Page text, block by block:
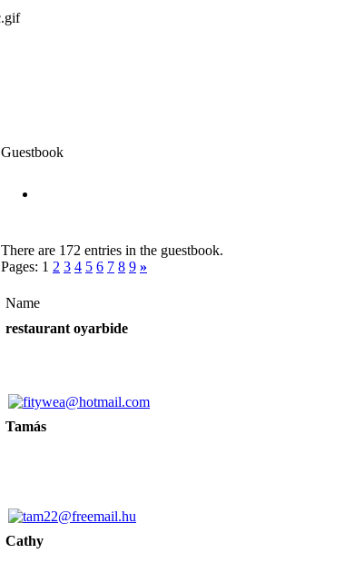
Guestbook
There are 172 entries in the guestbook.
Pages: 1 2 3 4 5 6 7 8 9 »
Name
restaurant oyarbide
Tamás
Cathy